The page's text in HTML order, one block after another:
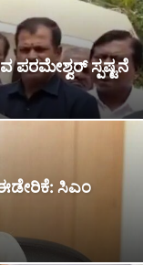
ಪರಮೇಶ್ವರ್ ಸ್ಪಷ್ಟನೆ
ಸಿಎಂ